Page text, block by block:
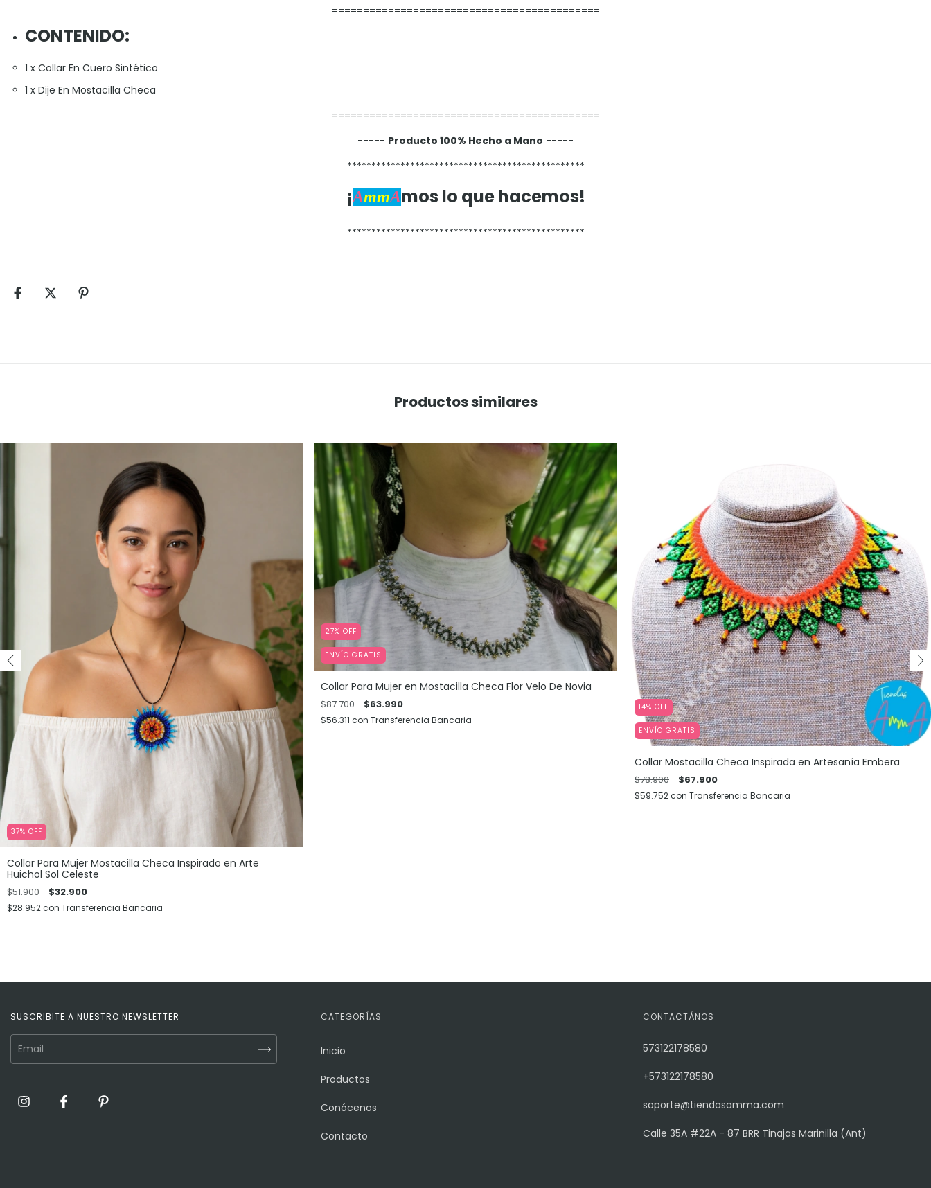
===========================================
CONTENIDO:
1 x Collar En Cuero Sintético
1 x Dije En Mostacilla Checa
===========================================
----- Producto 100% Hecho a Mano -----
*************************************************
¡AmmAmos lo que hacemos!
*************************************************
Productos similares
37% OFF
Collar Para Mujer Mostacilla Checa Inspirado en Arte
Huichol Sol Celeste
$51.900 $32.900
$28.952con Transferencia Bancaria
27% OFF
ENVÍO GRATIS
Collar Para Mujer en Mostacilla Checa Flor Velo De Novia
$87.700 $63.990
$56.311 con Transferencia Bancaria
14% OFF
ENVÍO GRATIS
Collar Mostacilla Checa Inspirada en Artesanía Embera
$78.900 $67.900
$59.752con Transferencia Bancaria
SUSCRIBITE A NUESTRO NEWSLETTER CATEGORÍAS
Inicio
Productos
Conócenos
Contacto
CONTACTÁNOS
573122178580
+573122178580
soporte@tiendasamma.com
Calle 35A #22A - 87 BRR Tinajas Marinilla (Ant)